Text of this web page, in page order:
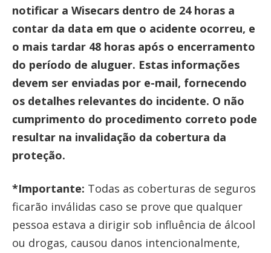
notificar a Wisecars dentro de 24 horas a
contar da data em que o acidente ocorreu, e
o mais tardar 48 horas após o encerramento
do período de aluguer. Estas informações
devem ser enviadas por e-mail, fornecendo
os detalhes relevantes do incidente. O não
cumprimento do procedimento correto pode
resultar na invalidação da cobertura da
proteção.
*Importante: Todas as coberturas de seguros
ficarão inválidas caso se prove que qualquer
pessoa estava a dirigir sob influência de álcool
ou drogas, causou danos intencionalmente,